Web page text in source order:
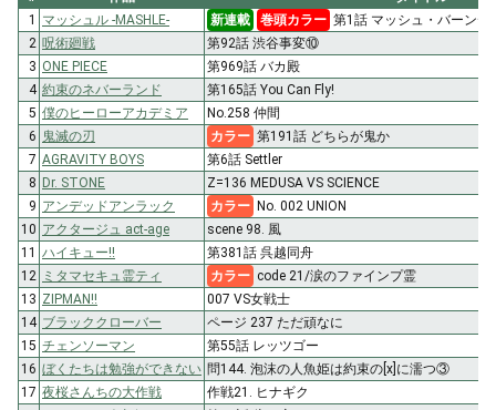
1
マッシュル -MASHLE- 新連載 巻頭カラー 第1話 マッシュ・バーン
2 呪術廻戦
第92話 渋谷事変⑩
3 ONE PIECE
第969話 バカ殿
4 約束のネバーランド
第165話 You Can Fly!
5 僕のヒーローアカデミア
No.258 仲間
6 鬼滅の刃 カラー 第191話 どちらが鬼か
7 AGRAVITY BOYS
第6話 Settler
8 Dr. STONE
Z=136 MEDUSA VS SCIENCE
9 アンデッドアンラック カラー No. 002 UNION
10 アクタージュ act-age
scene 98. 風
11 ハイキュー!!
第381話 呉越同舟
12
ミタマセキュ霊ティ カラー code 21/涙のファインプ霊
13 ZIPMAN!!
007 VS女戦士
14 ブラッククローバー
ページ 237 ただ頑なに
15 チェンソーマン
第55話 レッツゴー
16 ぼくたちは勉強ができない 問144. 泡沫の人魚姫は約束の[x]に濡つ③
17 夜桜さんちの大作戦
作戦21. ヒナギク